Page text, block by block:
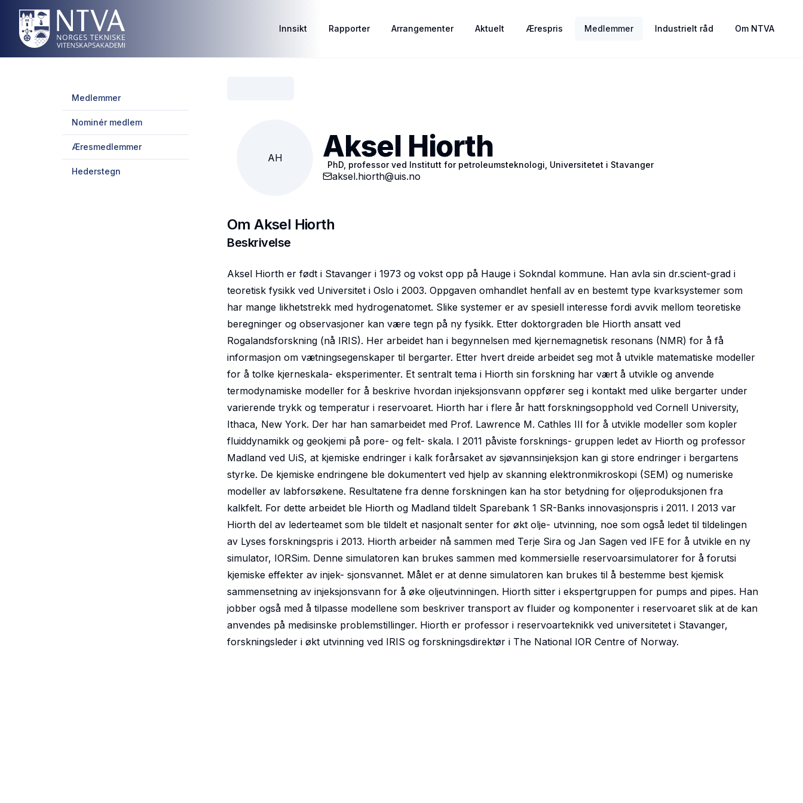
Innsikt Rapporter Arrangementer Aktuelt Ærespris Medlemmer Industrielt råd Om NTVA
Medlemmer
Nominér medlem
Æresmedlemmer
Hederstegn
AH Aksel Hiorth
PhD, professor ved Institutt for petroleumsteknologi, Universitetet i Stavanger
aksel.hiorth@uis.no
OmAksel Hiorth
Beskrivelse
Aksel Hiorth er født i Stavanger i 1973 og vokst opp på Hauge i Sokndal kommune. Han avla sin dr.scient-grad i
teoretisk fysikk ved Universitet i Oslo i 2003. Oppgaven omhandlet henfall av en bestemt type kvarksystemer som
har mange likhetstrekk med hydrogenatomet. Slike systemer er av spesiell interesse fordi avvik mellom teoretiske
beregninger og observasjoner kan være tegn på ny fysikk. Etter doktorgraden ble Hiorth ansatt ved
Rogalandsforskning (nå IRIS). Her arbeidet han i begynnelsen med kjernemagnetisk resonans (NMR) for å få
informasjon om vætningsegenskaper til bergarter. Etter hvert dreide arbeidet seg mot å utvikle matematiske modeller
for å tolke kjerneskala- eksperimenter. Et sentralt tema i Hiorth sin forskning har vært å utvikle og anvende
termodynamiske modeller for å beskrive hvordan injeksjonsvann oppfører seg i kontakt med ulike bergarter under
varierende trykk og temperatur i reservoaret. Hiorth har i flere år hatt forskningsopphold ved Cornell University,
Ithaca, New York. Der har han samarbeidet med Prof. Lawrence M. Cathles III for å utvikle modeller som kopler
fluiddynamikk og geokjemi på pore- og felt- skala. I 2011 påviste forsknings- gruppen ledet av Hiorth og professor
Madland ved UiS, at kjemiske endringer i kalk forårsaket av sjøvannsinjeksjon kan gi store endringer i bergartens
styrke. De kjemiske endringene ble dokumentert ved hjelp av skanning elektronmikroskopi (SEM) og numeriske
modeller av labforsøkene. Resultatene fra denne forskningen kan ha stor betydning for oljeproduksjonen fra
kalkfelt. For dette arbeidet ble Hiorth og Madland tildelt Sparebank 1 SR-Banks innovasjonspris i 2011. I 2013 var
Hiorth del av lederteamet som ble tildelt et nasjonalt senter for økt olje- utvinning, noe som også ledet til tildelingen
av Lyses forskningspris i 2013. Hiorth arbeider nå sammen med Terje Sira og Jan Sagen ved IFE for å utvikle en ny
simulator, IORSim. Denne simulatoren kan brukes sammen med kommersielle reservoarsimulatorer for å forutsi
kjemiske effekter av injek- sjonsvannet. Målet er at denne simulatoren kan brukes til å bestemme best kjemisk
sammensetning av injeksjonsvann for å øke oljeutvinningen. Hiorth sitter i ekspertgruppen for pumps and pipes. Han
jobber også med å tilpasse modellene som beskriver transport av fluider og komponenter i reservoaret slik at de kan
anvendes på medisinske problemstillinger. Hiorth er professor i reservoarteknikk ved universitetet i Stavanger,
forskningsleder i økt utvinning ved IRIS og forskningsdirektør i The National IOR Centre of Norway.